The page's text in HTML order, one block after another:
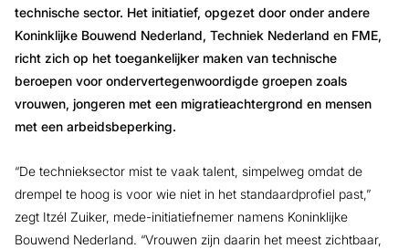
technische sector. Het initiatief, opgezet door onder andere
Koninklijke Bouwend Nederland, Techniek Nederland en FME,
richt zich op het toegankelijker maken van technische
beroepen voor ondervertegenwoordigde groepen zoals
vrouwen, jongeren met een migratieachtergrond en mensen
met een arbeidsbeperking.
“De technieksector mist te vaak talent, simpelweg omdat de
drempel te hoog is voor wie niet in het standaardprofiel past,”
zegt Itzél Zuiker, mede-initiatiefnemer namens Koninklijke
Bouwend Nederland. “Vrouwen zijn daarin het meest zichtbaar,